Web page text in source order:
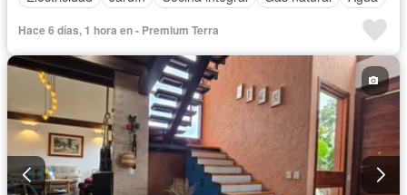
Hace 6 días, 1 hora en - Premium Terra